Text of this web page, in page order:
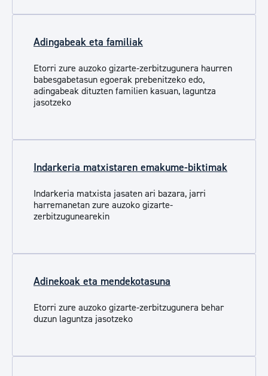
Adingabeak eta familiak
Etorri zure auzoko gizarte-zerbitzugunera haurren
babesgabetasun egoerak prebenitzeko edo,
adingabeak dituzten familien kasuan, laguntza
jasotzeko
Indarkeria matxistaren emakume-biktimak
Indarkeria matxista jasaten ari bazara, jarri
harremanetan zure auzoko gizarte-
zerbitzugunearekin
Adinekoak eta mendekotasuna
Etorri zure auzoko gizarte-zerbitzugunera behar
duzun laguntza jasotzeko